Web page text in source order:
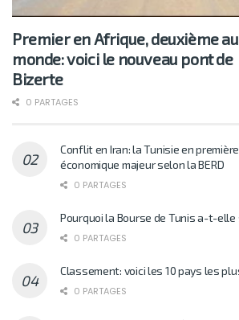
Premier en Afrique, deuxième au
monde: voici le nouveau pont de
Bizerte
0 PARTAGES
Conflit en Iran: la Tunisie en
économique majeur selon la BERD
0 PARTAGES
Pourquoi la Bourse de Tunis a-t-elle
0 PARTAGES
Classement: voici les 10 pays les
0 PARTAGES